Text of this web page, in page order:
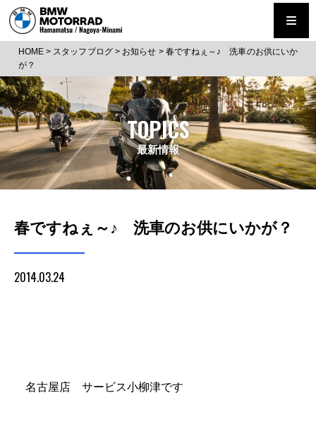
HOME > スタッフブログ> お知らせ > 春ですねぇ～♪ 洗車のお供にいか
が？
TOPICS
最新情報
春ですねぇ～♪ 洗車のお供にいかが？
2014.03.24
名古屋店 サービス小柳津です